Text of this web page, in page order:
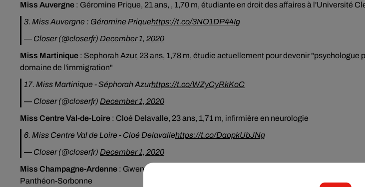
Miss Auvergne : Géromine Prique, 21 ans, , 1,70 m, étudiante en droit des affaires à l'Université
3. Miss Auvergne : Géromine Priquehttps://t.co/3NO1DP44Ig
— Closer (@closerfr) December 1, 2020
Miss Martinique : Sephorah Azur, 23 ans, 1,78 m, étudie actuellement pour devenir "psychologue
domaine de l'immigration"
17. Miss Martinique - Séphorah Azurhttps://t.co/WZyCyRkKoC
— Closer (@closerfr) December 1, 2020
Miss Centre Val-de-Loire : Cloé Delavalle, 23 ans, 1,71 m, infirmière en neurologie
6. Miss Centre Val de Loire - Cloé Delavallehttps://t.co/DaopkUbJNg
— Closer (@closerfr) December 1, 2020
Miss Champagne-Ardenne : Gwenegann Saillard, 21 ans, 1,70 m, étudiante en deuxième année
Panthéon-Sorbonne